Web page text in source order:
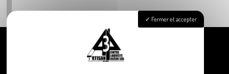
Fermer et accepter